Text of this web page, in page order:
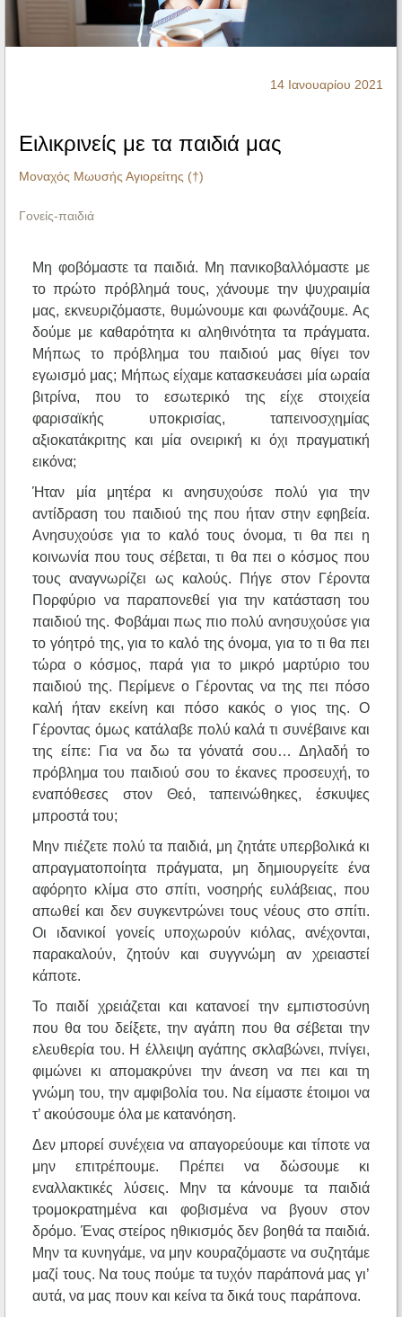
Ηχητικά
14 Ιανουαρίου 2021
Ειλικρινείς με τα παιδιά μας
Μοναχός Μωυσής Αγιορείτης (†)
Γονείς-παιδιά
Μη φοβόμαστε τα παιδιά. Μη πανικοβαλλόμαστε με
το πρώτο πρόβλημά τους, χάνουμε την ψυχραιμία
μας, εκνευριζόμαστε, θυμώνουμε και φωνάζουμε. Ας
δούμε με καθαρότητα κι αληθινότητα τα πράγματα.
Μήπως το πρόβλημα του παιδιού μας θίγει τον
εγωισμό μας; Μήπως είχαμε κατασκευάσει μία ωραία
βιτρίνα, που το εσωτερικό της είχε στοιχεία
φαρισαϊκής υποκρισίας, ταπεινοσχημίας
αξιοκατάκριτης και μία ονειρική κι όχι πραγματική
εικόνα;
Ήταν μία μητέρα κι ανησυχούσε πολύ για την
αντίδραση του παιδιού της που ήταν στην εφηβεία.
Ανησυχούσε για το καλό τους όνομα, τι θα πει η
κοινωνία που τους σέβεται, τι θα πει ο κόσμος που
τους αναγνωρίζει ως καλούς. Πήγε στον Γέροντα
Πορφύριο να παραπονεθεί για την κατάσταση του
παιδιού της. Φοβάμαι πως πιο πολύ ανησυχούσε για
το γόητρό της, για το καλό της όνομα, για το τι θα πει
τώρα ο κόσμος, παρά για το μικρό μαρτύριο του
παιδιού της. Περίμενε ο Γέροντας να της πει πόσο
καλή ήταν εκείνη και πόσο κακός ο γιος της. Ο
Γέροντας όμως κατάλαβε πολύ καλά τι συνέβαινε και
της είπε: Για να δω τα γόνατά σου… Δηλαδή το
πρόβλημα του παιδιού σου το έκανες προσευχή, το
εναπόθεσες στον Θεό, ταπεινώθηκες, έσκυψες
μπροστά του;
Μην πιέζετε πολύ τα παιδιά, μη ζητάτε υπερβολικά κι
απραγματοποίητα πράγματα, μη δημιουργείτε ένα
αφόρητο κλίμα στο σπίτι, νοσηρής ευλάβειας, που
απωθεί και δεν συγκεντρώνει τους νέους στο σπίτι.
Οι ιδανικοί γονείς υποχωρούν κιόλας, ανέχονται,
παρακαλούν, ζητούν και συγγνώμη αν χρειαστεί
κάποτε.
Το παιδί χρειάζεται και κατανοεί την εμπιστοσύνη
που θα του δείξετε, την αγάπη που θα σέβεται την
ελευθερία του. Η έλλειψη αγάπης σκλαβώνει, πνίγει,
φιμώνει κι απομακρύνει την άνεση να πει και τη
γνώμη του, την αμφιβολία του. Να είμαστε έτοιμοι να
τ’ ακούσουμε όλα με κατανόηση.
Δεν μπορεί συνέχεια να απαγορεύουμε και τίποτε να
μην επιτρέπουμε. Πρέπει να δώσουμε κι
εναλλακτικές λύσεις. Μην τα κάνουμε τα παιδιά
τρομοκρατημένα και φοβισμένα να βγουν στον
δρόμο. Ένας στείρος ηθικισμός δεν βοηθά τα παιδιά.
Μην τα κυνηγάμε, να μην κουραζόμαστε να συζητάμε
μαζί τους. Να τους πούμε τα τυχόν παράπονά μας γι’
αυτά, να μας πουν και κείνα τα δικά τους παράπονα.